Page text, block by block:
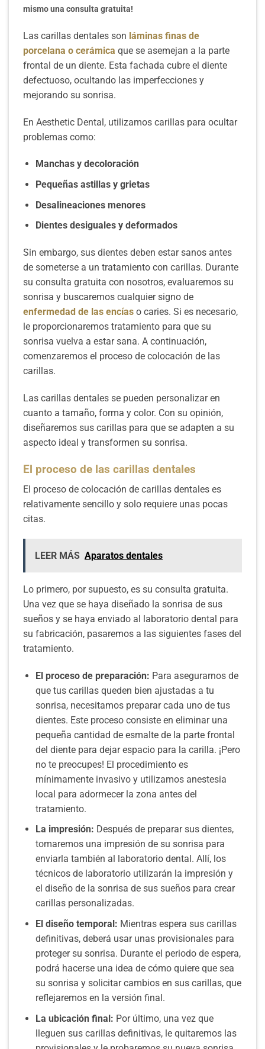
Las carillas dentales son láminas finas de
porcelana o cerámica que se asemejan a la parte
frontal de un diente. Esta fachada cubre el diente
defectuoso, ocultando las imperfecciones y
mejorando su sonrisa.
En Aesthetic Dental, utilizamos carillas para ocultar
problemas como:
Manchas y decoloración
Pequeñas astillas y grietas
Desalineaciones menores
Dientes desiguales y deformados
Sin embargo, sus dientes deben estar sanos antes
de someterse a un tratamiento con carillas. Durante
su consulta gratuita con nosotros, evaluaremos su
sonrisa y buscaremos cualquier signo de
enfermedad de las encías o caries. Si es necesario,
le proporcionaremos tratamiento para que su
sonrisa vuelva a estar sana. A continuación,
comenzaremos el proceso de colocación de las
carillas.
Las carillas dentales se pueden personalizar en
cuanto a tamaño, forma y color. Con su opinión,
diseñaremos sus carillas para que se adapten a su
aspecto ideal y transformen su sonrisa.
El proceso de las carillas dentales
El proceso de colocación de carillas dentales es
relativamente sencillo y solo requiere unas pocas
citas.
LEER MÁS Aparatos dentales
Lo primero, por supuesto, es su consulta gratuita.
Una vez que se haya diseñado la sonrisa de sus
sueños y se haya enviado al laboratorio dental para
su fabricación, pasaremos a las siguientes fases del
tratamiento.
El proceso de preparación: Para asegurarnos de
que tus carillas queden bien ajustadas a tu
sonrisa, necesitamos preparar cada uno de tus
dientes. Este proceso consiste en eliminar una
pequeña cantidad de esmalte de la parte frontal
del diente para dejar espacio para la carilla. ¡Pero
no te preocupes! El procedimiento es
mínimamente invasivo y utilizamos anestesia
local para adormecer la zona antes del
tratamiento.
La impresión: Después de preparar sus dientes,
tomaremos una impresión de su sonrisa para
enviarla también al laboratorio dental. Allí, los
técnicos de laboratorio utilizarán la impresión y
el diseño de la sonrisa de sus sueños para crear
carillas personalizadas.
El diseño temporal: Mientras espera sus carillas
definitivas, deberá usar unas provisionales para
proteger su sonrisa. Durante el periodo de espera,
podrá hacerse una idea de cómo quiere que sea
su sonrisa y solicitar cambios en sus carillas, que
reflejaremos en la versión final.
La ubicación final: Por último, una vez que
lleguen sus carillas definitivas, le quitaremos las